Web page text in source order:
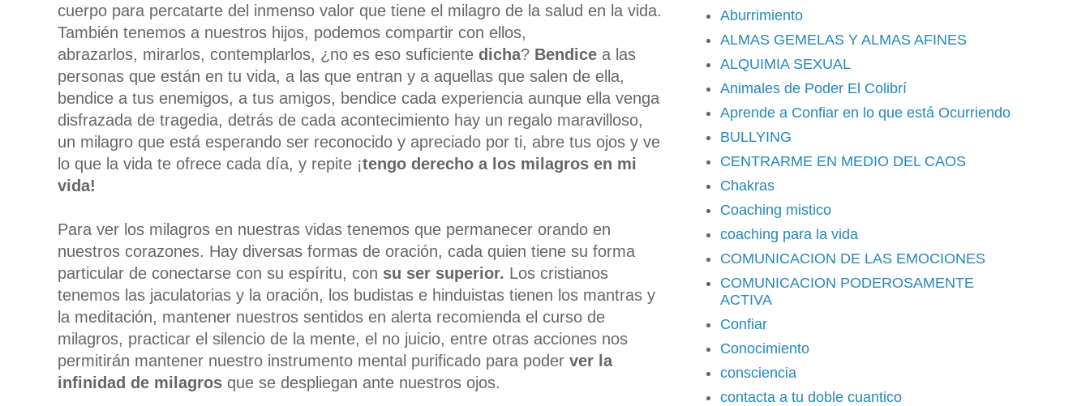
cuerpo para percatarte del inmenso valor que tiene el milagro de la salud en la vida.
También tenemos a nuestros hijos, podemos compartir con ellos,
abrazarlos, mirarlos, contemplarlos, ¿no es eso suficiente dicha? Bendice a las
personas que están en tu vida, a las que entran y a aquellas que salen de ella,
bendice a tus enemigos, a tus amigos, bendice cada experiencia aunque ella venga
disfrazada de tragedia, detrás de cada acontecimiento hay un regalo maravilloso,
un milagro que está esperando ser reconocido y apreciado por ti, abre tus ojos y ve
lo que la vida te ofrece cada día, y repite ¡tengo derecho a los milagros en mi
vida!
Para ver los milagros en nuestras vidas tenemos que permanecer orando en
nuestros corazones. Hay diversas formas de oración, cada quien tiene su forma
particular de conectarse con su espíritu, con su ser superior. Los cristianos
tenemos las jaculatorias y la oración, los budistas e hinduistas tienen los mantras y
la meditación, mantener nuestros sentidos en alerta recomienda el curso de
milagros, practicar el silencio de la mente, el no juicio, entre otras acciones nos
permitirán mantener nuestro instrumento mental purificado para poder ver la
infinidad de milagros que se despliegan ante nuestros ojos.
Aburrimiento
ALMAS GEMELAS Y ALMAS AFINES
ALQUIMIA SEXUAL
Animales de Poder El Colibrí
Aprende a Confiar en lo que está Ocurriendo
BULLYING
CENTRARME EN MEDIO DEL CAOS
Chakras
Coaching mistico
coaching para la vida
COMUNICACION DE LAS EMOCIONES
COMUNICACION PODEROSAMENTE
ACTIVA
Confiar
Conocimiento
consciencia
contacta a tu doble cuantico